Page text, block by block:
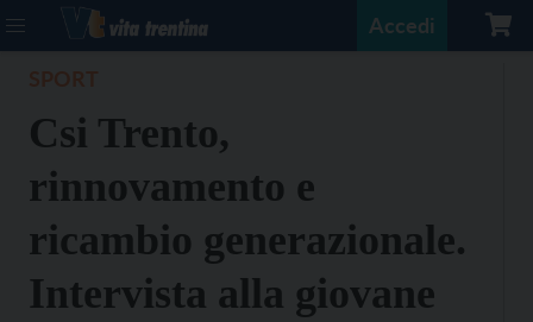
Accedi
Csi Trento,
rinnovamento e
ricambio generazionale.
Intervista alla giovane